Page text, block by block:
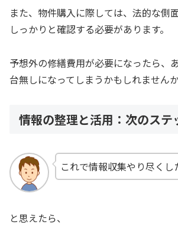
また、物件購入に際しては、法的な側
しっかりと確認する必要があります。
予想外の修繕費用が必要になったら、
台無しになってしまうかもしれませんか
情報の整理と活用：次のステ
これで情報収集やり尽くし
と思えたら、